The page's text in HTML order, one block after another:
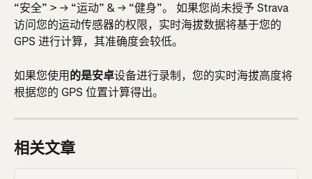
“安全” > → “运动” & → “健身”。 如果您尚未授予 Strava
访问您的运动传感器的权限，实时海拔数据将基于您的
GPS 进行计算，其准确度会较低。
如果您使用的是安卓设备进行录制，您的实时海拔高度将
根据您的 GPS 位置计算得出。
相关文章